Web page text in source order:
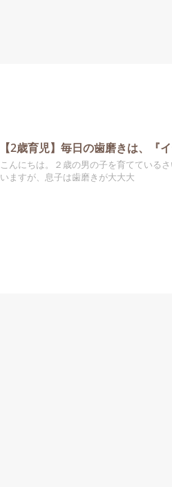
【2歳育児】毎日の歯磨きは、『
こんにちは。２歳の男の子を育てている
いますが、息子は歯磨きが大大大